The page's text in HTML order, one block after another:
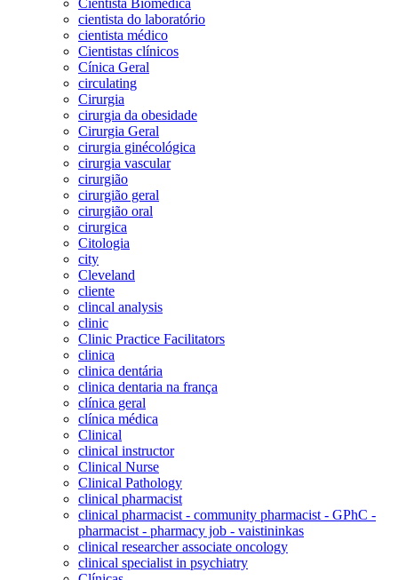
cientista do laboratório
cientista médico
Cientistas clínicos
Cínica Geral
circulating
Cirurgia
cirurgia da obesidade
Cirurgia Geral
cirurgia ginécológica
cirurgia vascular
cirurgião
cirurgião geral
cirurgião oral
cirurgica
Citologia
city
Cleveland
cliente
clincal analysis
clinic
Clinic Practice Facilitators
clinica
clinica dentária
clinica dentaria na frança
clínica geral
clínica médica
Clinical
clinical instructor
Clinical Nurse
Clinical Pathology
clinical pharmacist
clinical pharmacist - community pharmacist - GPhC -
pharmacist - pharmacy job - vaistininkas
clinical researcher associate oncology
clinical specialist in psychiatry